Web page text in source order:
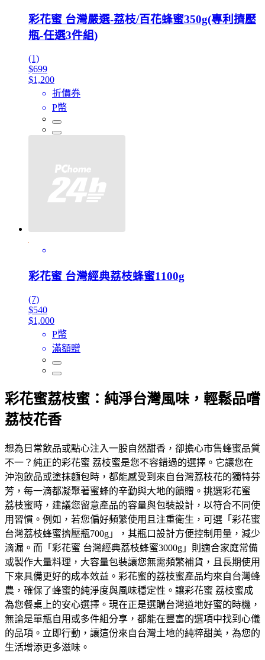
彩花蜜 台灣嚴選-荔枝/百花蜂蜜350g(專利擠壓
瓶-任選3件組)
(1)
$699
$1,200
折價券
P幣
彩花蜜 台灣經典荔枝蜂蜜1100g
(7)
$540
$1,000
P幣
滿額贈
彩花蜜荔枝蜜：純淨台灣風味，輕鬆品嚐
荔枝花香
想為日常飲品或點心注入一股自然甜香，卻擔心市售蜂蜜品質
不一？純正的彩花蜜 荔枝蜜是您不容錯過的選擇。它讓您在
沖泡飲品或塗抹麵包時，都能感受到來自台灣荔枝花的獨特芬
芳，每一滴都凝聚著蜜蜂的辛勤與大地的饋贈。挑選彩花蜜
荔枝蜜時，建議您留意產品的容量與包裝設計，以符合不同使
用習慣。例如，若您偏好頻繁使用且注重衛生，可選「彩花蜜
台灣荔枝蜂蜜擠壓瓶700g」，其瓶口設計方便控制用量，減少
滴漏。而「彩花蜜 台灣經典荔枝蜂蜜3000g」則適合家庭常備
或製作大量料理，大容量包裝讓您無需頻繁補貨，且長期使用
下來具備更好的成本效益。彩花蜜的荔枝蜜產品均來自台灣蜂
農，確保了蜂蜜的純淨度與風味穩定性。讓彩花蜜 荔枝蜜成
為您餐桌上的安心選擇。現在正是選購台灣道地好蜜的時機，
無論是單瓶自用或多件組分享，都能在豐富的選項中找到心儀
的品項。立即行動，讓這份來自台灣土地的純粹甜美，為您的
生活增添更多滋味。